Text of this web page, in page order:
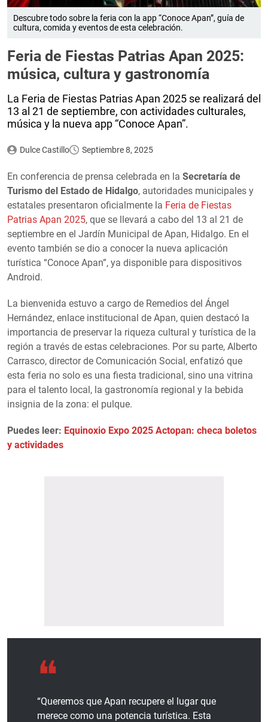
Descubre todo sobre la feria con la app “Conoce Apan”, guía de
cultura, comida y eventos de esta celebración.
Feria de Fiestas Patrias Apan 2025:
música, cultura y gastronomía
La Feria de Fiestas Patrias Apan 2025 se realizará del
13 al 21 de septiembre, con actividades culturales,
música y la nueva app “Conoce Apan”.
Dulce Castillo Septiembre 8, 2025
En conferencia de prensa celebrada en la Secretaría de
Turismo del Estado de Hidalgo, autoridades municipales y
estatales presentaron oficialmente la Feria de Fiestas
Patrias Apan 2025, que se llevará a cabo del 13 al 21 de
septiembre en el Jardín Municipal de Apan, Hidalgo. En el
evento también se dio a conocer la nueva aplicación
turística “Conoce Apan”, ya disponible para dispositivos
Android.
La bienvenida estuvo a cargo de Remedios del Ángel
Hernández, enlace institucional de Apan, quien destacó la
importancia de preservar la riqueza cultural y turística de la
región a través de estas celebraciones. Por su parte, Alberto
Carrasco, director de Comunicación Social, enfatizó que
esta feria no solo es una fiesta tradicional, sino una vitrina
para el talento local, la gastronomía regional y la bebida
insignia de la zona: el pulque.
Puedes leer: Equinoxio Expo 2025 Actopan: checa boletos
y actividades
“Queremos que Apan recupere el lugar que
merece como una potencia turística. Esta